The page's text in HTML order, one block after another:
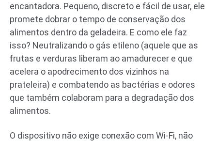
encantadora. Pequeno, discreto e fácil de usar, ele
promete dobrar o tempo de conservação dos
alimentos dentro da geladeira. E como ele faz
isso? Neutralizando o gás etileno (aquele que as
frutas e verduras liberam ao amadurecer e que
acelera o apodrecimento dos vizinhos na
prateleira) e combatendo as bactérias e odores
que também colaboram para a degradação dos
alimentos.
O dispositivo não exige conexão com Wi-Fi, não